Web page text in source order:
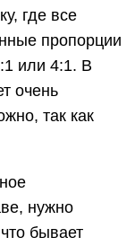
где все
пропорции
или 4:1. В
очень
так как
нужно
бывает